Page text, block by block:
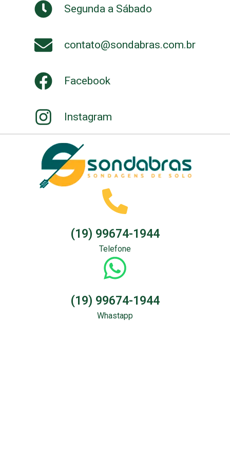
Segunda a Sábado
contato@sondabras.com.br
Facebook
Instagram
(19) 99674-1944
Telefone
(19) 99674-1944
Whastapp